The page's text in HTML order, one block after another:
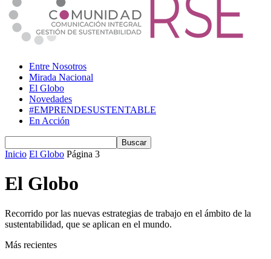
Entre Nosotros
Mirada Nacional
El Globo
Novedades
#EMPRENDESUSTENTABLE
En Acción
Inicio El Globo Página 3
El Globo
Recorrido por las nuevas estrategias de trabajo en el ámbito de la
sustentabilidad, que se aplican en el mundo.
Más recientes